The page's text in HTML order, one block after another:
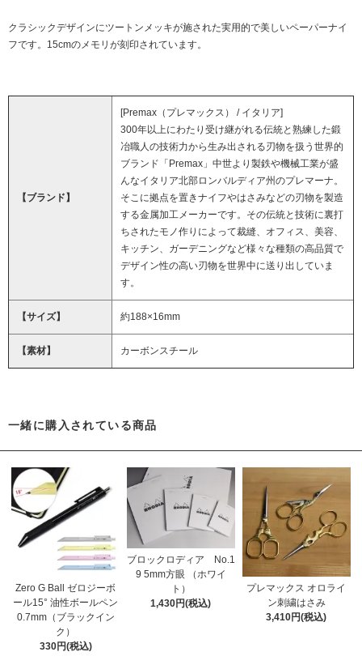
クラシックデザインにツートンメッキが施された実用的で美しいペーパーナイ
フです。15cmのメモリが刻印されています。
【ブランド】
[Premax（プレマックス） / イタリア]
300年以上にわたり受け継がれる伝統と熟練した鍛
冶職人の技術力から生み出される刃物を扱う世界的
ブランド「Premax」中世より製鉄や機械工業が盛
んなイタリア北部ロンバルディア州のプレマーナ。
そこに拠点を置きナイフやはさみなどの刃物を製造
する金属加工メーカーです。その伝統と技術に裏打
ちされたモノ作りによって裁縫、オフィス、美容、
キッチン、ガーデニングなど様々な種類の高品質で
デザイン性の高い刃物を世界中に送り出していま
す。
【サイズ】 約188×16mm
【素材】 カーボンスチール
一緒に購入されている商品
Zero G Ball ゼロジーボ
ール15° 油性ボールペン
0.7mm（ブラックイン
ク）
330円(税込)
ブロックロディア No.1
9 5mm方眼 （ホワイ
ト）
1,430円(税込)
プレマックス オロライ
ン刺繍はさみ
3,410円(税込)